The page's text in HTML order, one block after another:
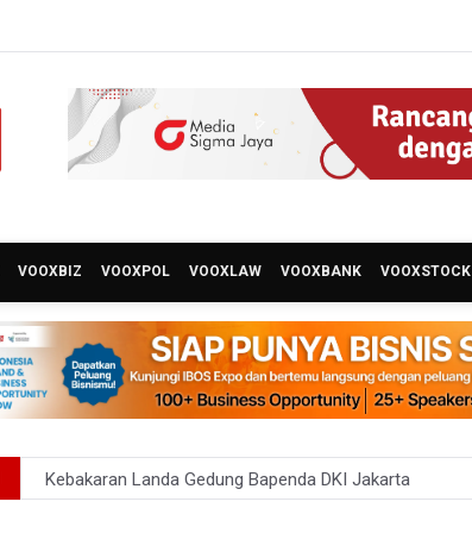
VOOXBIZ VOOXPOL VOOXLAW VOOXBANK VOOXSTOCK
Kebakaran Landa Gedung Bapenda DKI Jakarta